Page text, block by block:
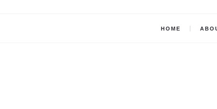
HOME